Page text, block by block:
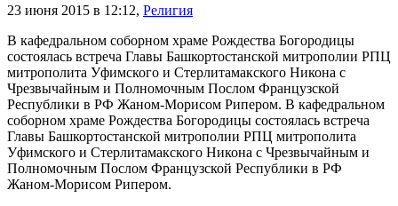
23 июня 2015 в 12:12, Религия
В кафедральном соборном храме Рождества Богородицы
состоялась встреча Главы Башкортостанской митрополии РПЦ
митрополита Уфимского и Стерлитамакского Никона с
Чрезвычайным и Полномочным Послом Французской
Республики в РФ Жаном-Морисом Рипером. В кафедральном
соборном храме Рождества Богородицы состоялась встреча
Главы Башкортостанской митрополии РПЦ митрополита
Уфимского и Стерлитамакского Никона с Чрезвычайным и
Полномочным Послом Французской Республики в РФ
Жаном-Морисом Рипером.